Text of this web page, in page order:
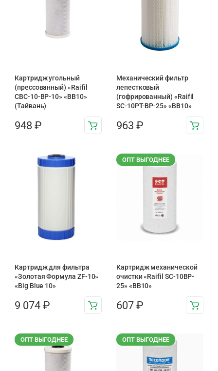
Картридж угольный
(прессованный) «Raifil
CBC-10-BP-10» «BB10»
(Тайвань)
948 ₽
Механический фильтр
лепестковый
(гофрированный) «Raifil
SC-10PT-ВР-25» «BB10»
963 ₽
Картридж для фильтра
«Золотая Формула ZF-10»
«Big Blue 10»
9 074 ₽
ОПТ ВЫГОДНЕЕ
Картридж механической
очистки «Raifil SC-10BP-
25» «BB10»
607 ₽
ОПТ ВЫГОДНЕЕ ОПТ ВЫГОДНЕЕ